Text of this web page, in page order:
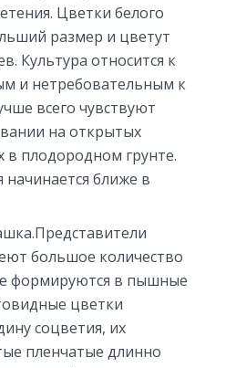
Цветки белого
размер и цветут
Культура относится к
и нетребовательным к
всего чувствуют
на открытых
в плодородном грунте.
ближе в
большое количество
формируются в пышные
цветки
соцветия, их
пленчатые длинно